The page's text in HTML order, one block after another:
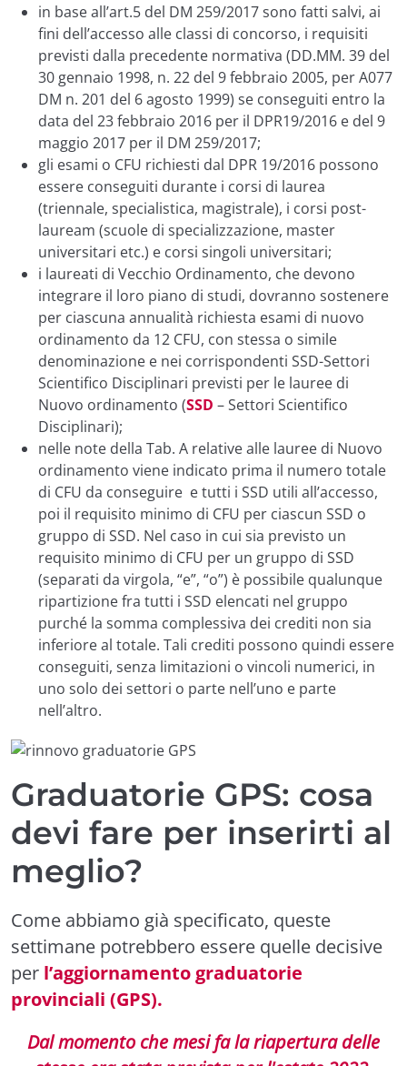
in base all’art.5 del DM 259/2017 sono fatti salvi, ai
fini dell’accesso alle classi di concorso, i requisiti
previsti dalla precedente normativa (DD.MM. 39 del
30 gennaio 1998, n. 22 del 9 febbraio 2005, per A077
DM n. 201 del 6 agosto 1999) se conseguiti entro la
data del 23 febbraio 2016 per il DPR19/2016 e del 9
maggio 2017 per il DM 259/2017;
gli esami o CFU richiesti dal DPR 19/2016 possono
essere conseguiti durante i corsi di laurea
(triennale, specialistica, magistrale), i corsi post-
lauream (scuole di specializzazione, master
universitari etc.) e corsi singoli universitari;
i laureati di Vecchio Ordinamento, che devono
integrare il loro piano di studi, dovranno sostenere
per ciascuna annualità richiesta esami di nuovo
ordinamento da 12 CFU, con stessa o simile
denominazione e nei corrispondenti SSD-Settori
Scientifico Disciplinari previsti per le lauree di
Nuovo ordinamento (SSD – Settori Scientifico
Disciplinari);
nelle note della Tab. A relative alle lauree di Nuovo
ordinamento viene indicato prima il numero totale
di CFU da conseguire e tutti i SSD utili all’accesso,
poi il requisito minimo di CFU per ciascun SSD o
gruppo di SSD. Nel caso in cui sia previsto un
requisito minimo di CFU per un gruppo di SSD
(separati da virgola, “e”, “o”) è possibile qualunque
ripartizione fra tutti i SSD elencati nel gruppo
purché la somma complessiva dei crediti non sia
inferiore al totale. Tali crediti possono quindi essere
conseguiti, senza limitazioni o vincoli numerici, in
uno solo dei settori o parte nell’uno e parte
nell’altro.
Graduatorie GPS: cosa
devi fare per inserirti al
meglio?
Come abbiamo già specificato, queste
settimane potrebbero essere quelle decisive
per l’aggiornamento graduatorie
provinciali (GPS).
Dal momento che mesi fa la riapertura delle